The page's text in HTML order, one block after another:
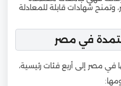
شهادات قابلة للمعادلة
في مصر
في مصر إلى أربع فئات رئيسية،